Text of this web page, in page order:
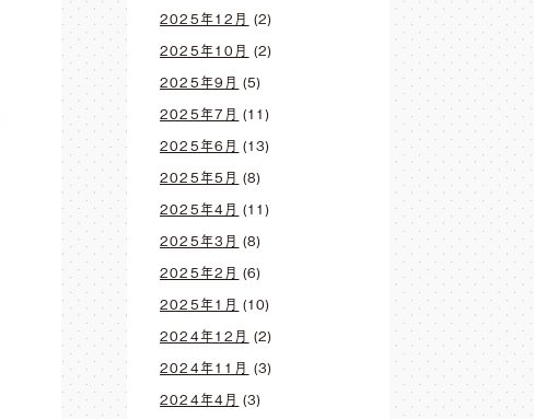
2025年12月 (2)
2025年10月 (2)
2025年9月 (5)
2025年7月 (11)
2025年6月 (13)
2025年5月 (8)
2025年4月 (11)
2025年3月 (8)
2025年2月 (6)
2025年1月 (10)
2024年12月 (2)
2024年11月 (3)
2024年4月 (3)